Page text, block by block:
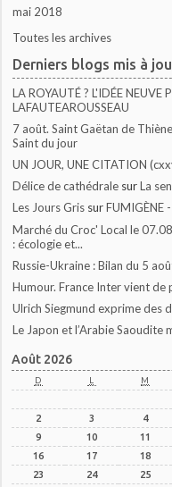
mai 2018
Toutes les archives
Derniers blogs mis à
LA ROYAUTÉ ? L'IDÉE NEUVE
LAFAUTEAROUSSEAU
7 août. Saint Gaëtan de
Saint du jour
UN JOUR, UNE CITATION
Délice de cathédrale surLa
Les Jours Gris surFUMIGÈNE
Marché du Croc' Local le
: écologie et...
Russie-Ukraine : Bilan du 5
Humour. France Inter vient de
Ulrich Siegmund exprime des
Le Japon et l’Arabie Saoudite
Août 2026
D L M
2
3 4
9
10 11
16
17 18
23
24 25